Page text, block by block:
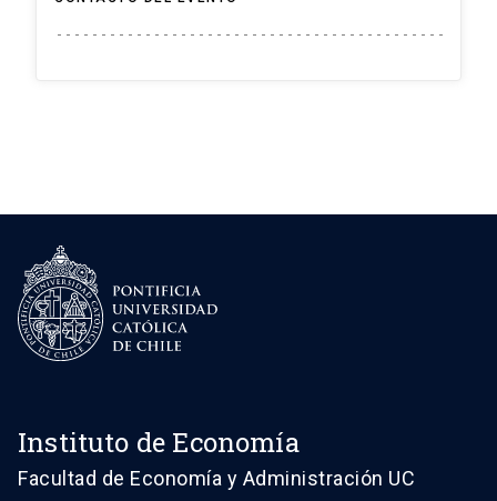
Instituto de Economía
Facultad de Economía y Administración UC